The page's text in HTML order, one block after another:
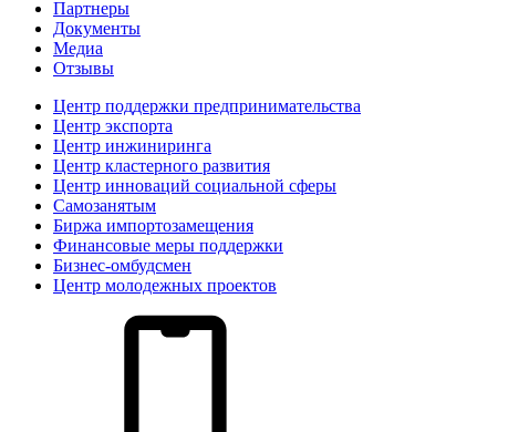
Партнеры
Документы
Медиа
Отзывы
Центр поддержки предпринимательства
Центр экспорта
Центр инжиниринга
Центр кластерного развития
Центр инноваций социальной сферы
Cамозанятым
Биржа импортозамещения
Финансовые меры поддержки
Бизнес-омбудсмен
Центр молодежных проектов